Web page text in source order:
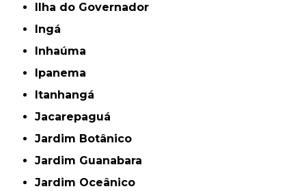
Ilha do Governador
Ingá
Inhaúma
Ipanema
Itanhangá
Jacarepaguá
Jardim Botânico
Jardim Guanabara
Jardim Oceânico